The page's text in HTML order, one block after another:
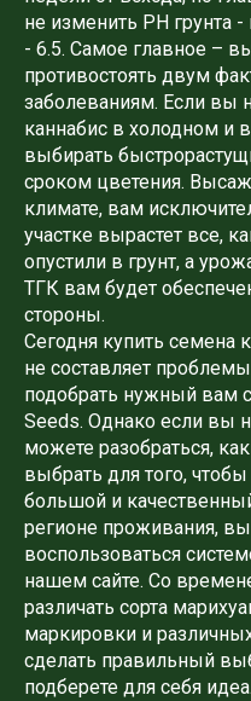
не изменить PH грунта
- 6.5. Самое главное –
противостоять двум
заболеваниям. Если
каннабис в холодном и
выбирать
сроком цветения.
климате, вам
участке вырастет все,
опустили в грунт, а
ТГК вам будет
стороны.
Сегодня купить семена
не составляет
подобрать нужный вам
Seeds. Однако если вы
можете разобраться,
выбрать для того,
большой и
регионе проживания,
воспользоваться
нашем сайте. Со
различать сорта
маркировки и
сделать правильный
подберете для себя